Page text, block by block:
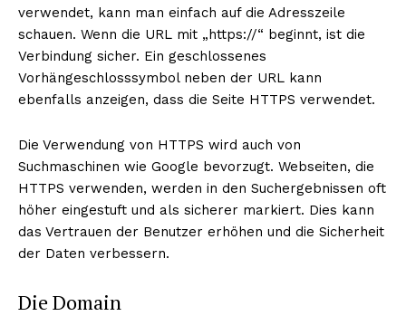
verwendet, kann man einfach auf die Adresszeile
schauen. Wenn die URL mit „https://“ beginnt, ist die
Verbindung sicher. Ein geschlossenes
Vorhängeschlosssymbol neben der URL kann
ebenfalls anzeigen, dass die Seite HTTPS verwendet.
Die Verwendung von HTTPS wird auch von
Suchmaschinen wie Google bevorzugt. Webseiten, die
HTTPS verwenden, werden in den Suchergebnissen oft
höher eingestuft und als sicherer markiert. Dies kann
das Vertrauen der Benutzer erhöhen und die Sicherheit
der Daten verbessern.
Die Domain